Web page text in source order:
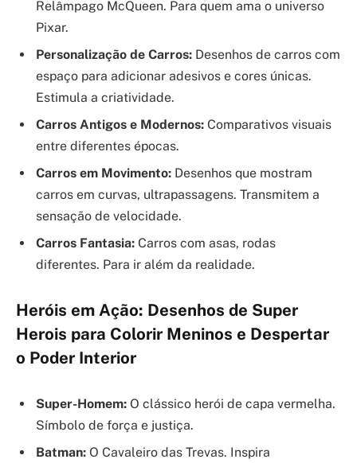
Relâmpago McQueen. Para quem ama o universo
Pixar.
Personalização de Carros: Desenhos de carros com
espaço para adicionar adesivos e cores únicas.
Estimula a criatividade.
Carros Antigos e Modernos: Comparativos visuais
entre diferentes épocas.
Carros em Movimento: Desenhos que mostram
carros em curvas, ultrapassagens. Transmitem a
sensação de velocidade.
Carros Fantasia: Carros com asas, rodas
diferentes. Para ir além da realidade.
Heróis em Ação: Desenhos de Super
Herois para Colorir Meninos e Despertar
o Poder Interior
Super-Homem: O clássico herói de capa vermelha.
Símbolo de força e justiça.
Batman: O Cavaleiro das Trevas. Inspira